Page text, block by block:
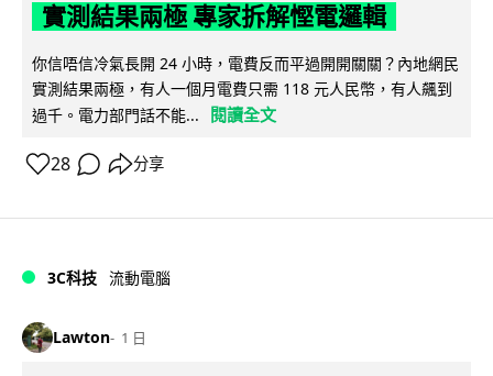
實測結果兩極 專家拆解慳電邏輯
你信唔信冷氣長開 24 小時，電費反而平過開開關關？內地網民
實測結果兩極，有人一個月電費只需 118 元人民幣，有人飆到
過千。電力部門話不能...
閱讀全文
28 分享
3C科技 流動電腦
Lawton 1 日